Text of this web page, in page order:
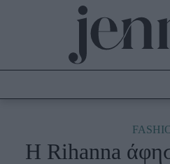
Culture
Fashion
H Rihanna